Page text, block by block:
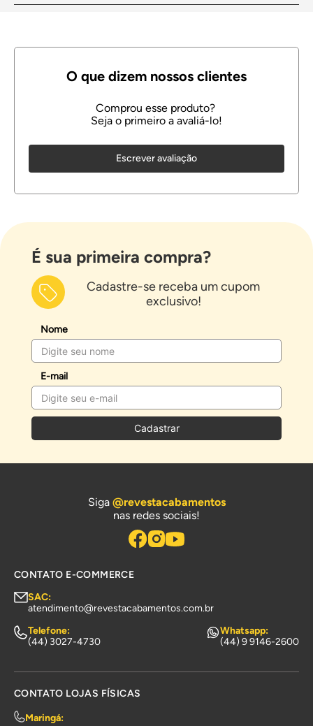
Escrever avaliação
É sua primeira compra?
Cadastre-se receba um cupom
exclusivo!
Nome
E-mail
Cadastrar
Siga @revestacabamentos
nas redes sociais!
CONTATO E-COMMERCE
SAC:
atendimento@revestacabamentos.com.br
Telefone:
(44) 3027-4730
Whatsapp:
(44) 9 9146-2600
CONTATO LOJAS FÍSICAS
Maringá: